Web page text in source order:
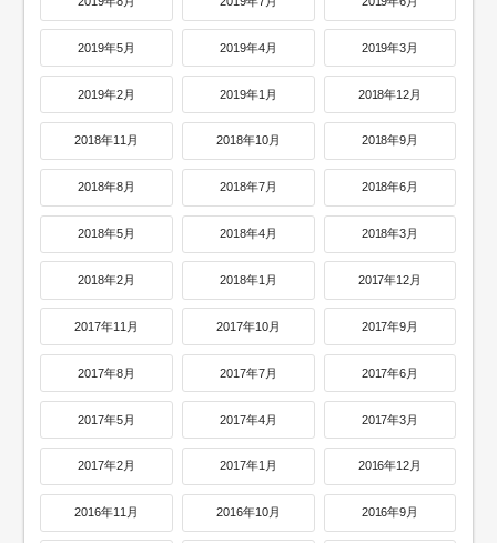
2019年5月 2019年4月 2019年3月
2019年2月 2019年1月 2018年12月
2018年11月 2018年10月 2018年9月
2018年8月 2018年7月 2018年6月
2018年5月 2018年4月 2018年3月
2018年2月 2018年1月 2017年12月
2017年11月 2017年10月 2017年9月
2017年8月 2017年7月 2017年6月
2017年5月 2017年4月 2017年3月
2017年2月 2017年1月 2016年12月
2016年11月 2016年10月 2016年9月